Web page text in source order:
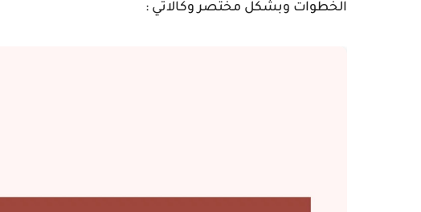
الخطوات وبشكل مختصر وكالاتي :